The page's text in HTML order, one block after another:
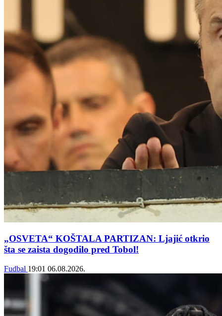
„OSVETA“ KOŠTALA PARTIZAN: Ljajić otkrio
šta se zaista dogodilo pred Tobol!
Fudbal 19:01 06.08.2026.